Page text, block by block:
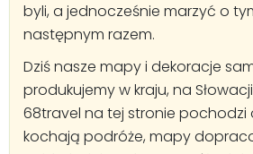
byli, a jednocześnie marzyć o
następnym razem.
Dziś nasze mapy i dekoracje
produkujemy w kraju, na
68travel na tej stronie pochodzi
kochają podróże, mapy